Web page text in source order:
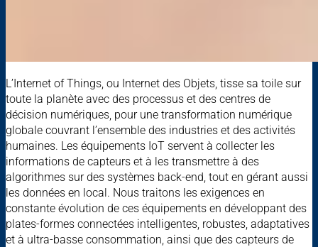
L’Internet of Things, ou Internet des Objets, tisse sa toile sur
toute la planète avec des processus et des centres de
décision numériques, pour une transformation numérique
globale couvrant l’ensemble des industries et des activités
humaines. Les équipements IoT servent à collecter les
informations de capteurs et à les transmettre à des
algorithmes sur des systèmes back-end, tout en gérant aussi
les données en local. Nous traitons les exigences en
constante évolution de ces équipements en développant des
plates-formes connectées intelligentes, robustes, adaptatives
et à ultra-basse consommation, ainsi que des capteurs de